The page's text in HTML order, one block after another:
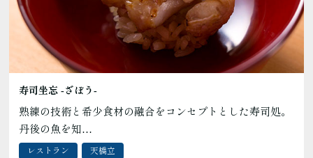
寿司坐忘 ‐ざぼう‐
熟練の技術と希少食材の融合をコンセプトとした寿司処。
丹後の魚を知…
レストラン 天橋立